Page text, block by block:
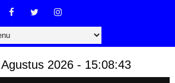
2026 - 15:08:44